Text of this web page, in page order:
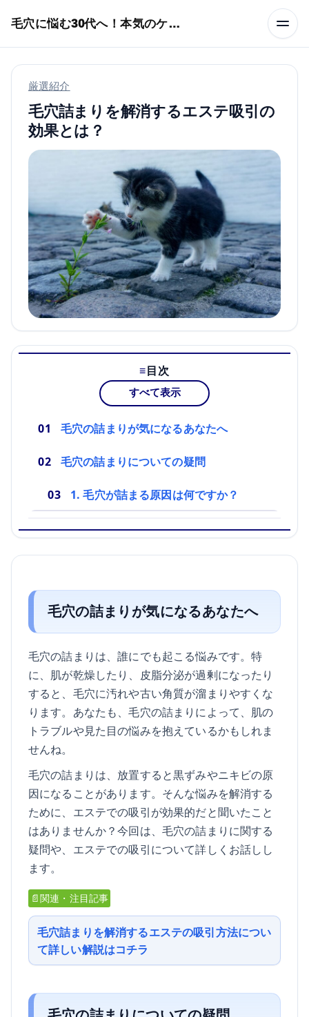
毛穴に悩む30代へ！本気のケア術特集
厳選紹介
毛穴詰まりを解消するエステ吸引の
効果とは？
目次
すべて表示
毛穴の詰まりが気になるあなたへ
毛穴の詰まりについての疑問
1. 毛穴が詰まる原因は何ですか？
毛穴の詰まりが気になるあなたへ
毛穴の詰まりは、誰にでも起こる悩みです。特
に、肌が乾燥したり、皮脂分泌が過剰になったり
すると、毛穴に汚れや古い角質が溜まりやすくな
ります。あなたも、毛穴の詰まりによって、肌の
トラブルや見た目の悩みを抱えているかもしれま
せんね。
毛穴の詰まりは、放置すると黒ずみやニキビの原
因になることがあります。そんな悩みを解消する
ために、エステでの吸引が効果的だと聞いたこと
はありませんか？今回は、毛穴の詰まりに関する
疑問や、エステでの吸引について詳しくお話しし
ます。
📄関連・注目記事
毛穴詰まりを解消するエステの吸引方法につい
て詳しい解説はコチラ